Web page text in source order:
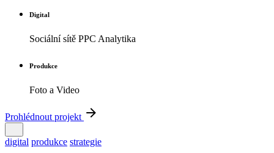
Digital
Sociální sítě PPC Analytika
Produkce
Foto a Video
Prohlédnout projekt
digital produkce strategie